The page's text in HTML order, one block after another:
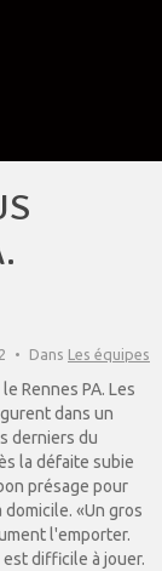
Dans Les équipes
Rennes PA. Les
dans un
derniers du
la défaite subie
présage pour
«Un gros
l'emporter.
difficile à jouer.